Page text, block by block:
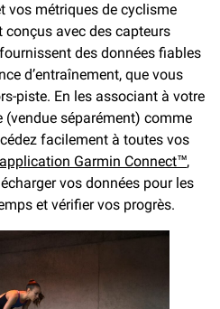
vos métriques de cyclisme
conçus avec des capteurs
des données fiables
d’entraînement, que vous
piste. En les associant à votre
séparément) comme
facilement à toutes vos
application Garmin Connect™,
vos données pour les
et vérifier vos progrès.